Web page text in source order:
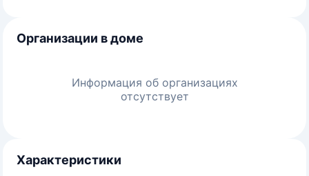
Организации в доме
Информация об организациях
отсутствует
Характеристики